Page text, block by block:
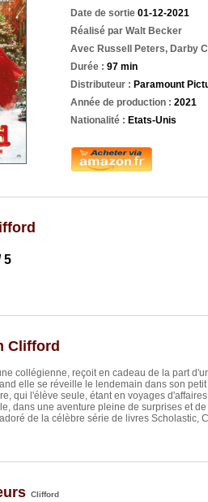
Date de sortie 01-12-2021
Réalisé par Walt Becker
Avec Russell Peters, Darby
Durée : 97 min
Distributeur : Paramount
Année de production : 2021
Nationalité : Etats-Unis
5
Clifford
collégienne, reçoit en cadeau de la part
elle se réveille le lendemain dans son
qui l'élève seule, étant en voyages
dans une aventure pleine de surprises et
de la célèbre série de livres Scholastic,
Clifford